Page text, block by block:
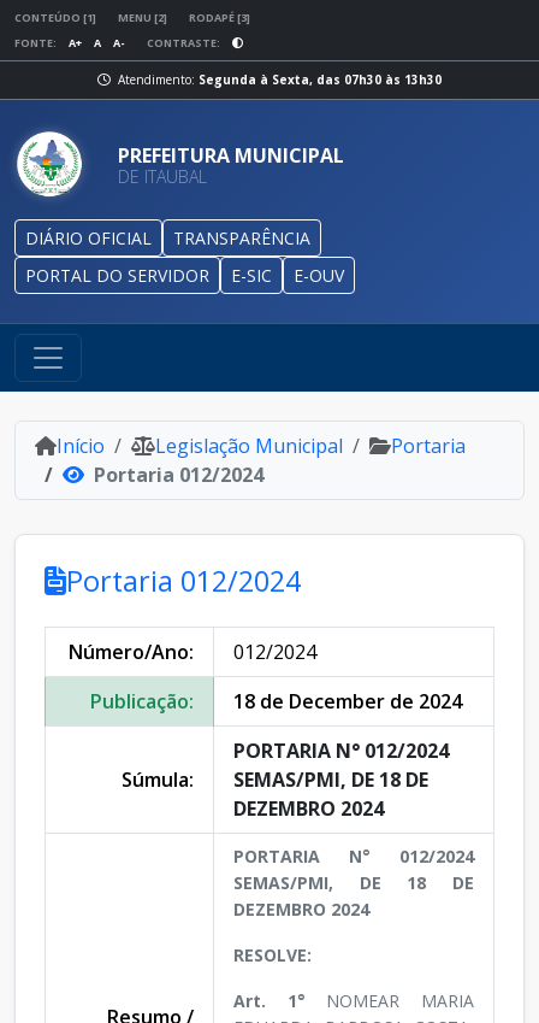
CONTEÚDO [1] MENU [2]
RODAPÉ [3]
FONTE:
A+ A A- CONTRASTE:
Atendimento: Segunda à Sexta, das 07h30 às 13h30
PREFEITURA MUNICIPAL
DE ITAUBAL
DIÁRIO OFICIAL
TRANSPARÊNCIA
PORTAL DO SERVIDOR
E-SIC E-OUV
Início Legislação Municipal
Portaria
Portaria 012/2024
Portaria 012/2024
Número/Ano:
012/2024
Publicação:
18 de December de 2024
Súmula:
PORTARIA N° 012/2024
SEMAS/PMI, DE 18 DE
DEZEMBRO 2024
Resumo /
PORTARIA N° 012/2024
SEMAS/PMI, DE 18 DE
DEZEMBRO 2024
RESOLVE:
Art. 1° NOMEAR MARIA